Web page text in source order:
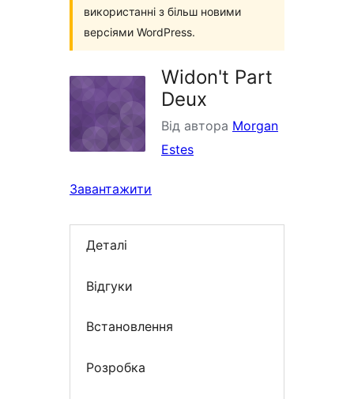
використанні з більш новими
версіями WordPress.
Widon't Part
Deux
Від автора Morgan
Estes
Завантажити
Деталі
Відгуки
Встановлення
Розробка